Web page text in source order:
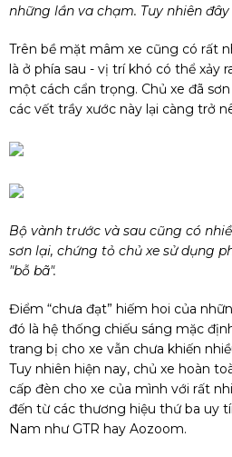
những lần va chạm. Tuy nhiên
Trên bề mặt mâm xe cũng có rất
là ở phía sau - vị trí khó có thể xảy
một cách cẩn trọng. Chủ xe đã
các vết trầy xước này lại càng trở
Bộ vành trước và sau cũng có
sơn lại, chứng tỏ chủ xe sử dụng
"bỗ bã".
Điểm “chưa đạt” hiếm hoi của
đó là hệ thống chiếu sáng mặc
trang bị cho xe vẫn chưa khiến
Tuy nhiên hiện nay, chủ xe hoàn
cấp đèn cho xe của mình với rất
đến từ các thương hiệu thứ ba uy
Nam như GTR hay Aozoom.